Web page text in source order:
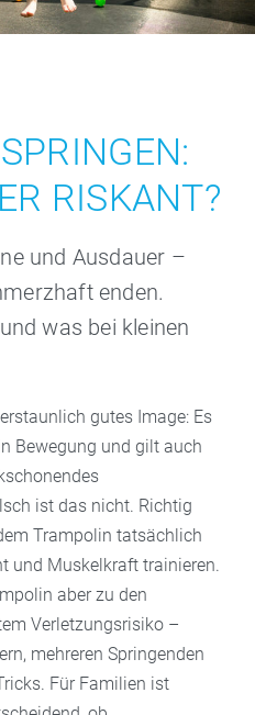
RISKANT?
und Ausdauer –
enden.
was bei kleinen
gutes Image: Es
Bewegung und gilt auch
ist das nicht. Richtig
Trampolin tatsächlich
und Muskelkraft trainieren.
aber zu den
Verletzungsrisiko –
mehreren Springenden
Für Familien ist